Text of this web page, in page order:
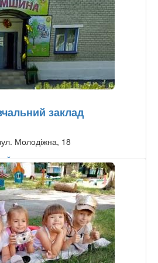
заклад
Молодіжна, 18